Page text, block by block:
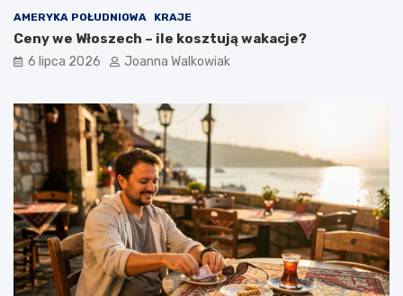
AMERYKA POŁUDNIOWA KRAJE
Ceny we Włoszech – ile kosztują wakacje?
6 lipca 2026 Joanna Walkowiak